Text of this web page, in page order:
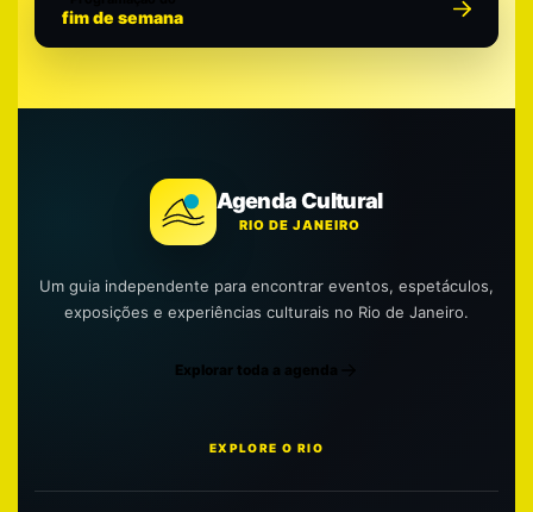
fim de semana
Agenda Cultural
RIO DE JANEIRO
Um guia independente para encontrar eventos, espetáculos,
exposições e experiências culturais no Rio de Janeiro.
Explorar toda a agenda
EXPLORE O RIO